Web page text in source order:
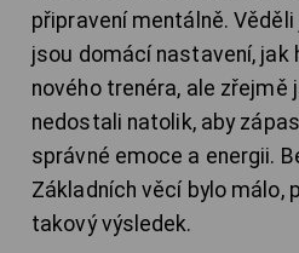
připravení mentálně.
jsou domácí nastavení, jak
nového trenéra, ale zřejmě
nedostali natolik, aby
správné emoce a energii.
Základních věcí bylo málo,
takový výsledek.